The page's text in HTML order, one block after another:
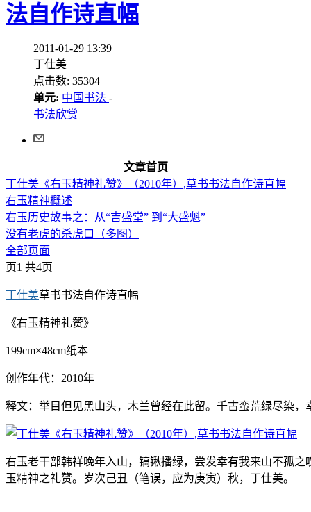
法自作诗直幅
2011-01-29 13:39
丁仕美
点击数: 35304
单元: 中国书法 -
书法欣赏
文章首页
丁仕美《右玉精神礼赞》（2010年）,草书书法自作诗直幅
右玉精神概述
右玉历史故事之：从“吉盛堂” 到“大盛魁”
没有老虎的杀虎口（多图）
全部页面
页1 共4页
丁仕美草书书法自作诗直幅
《右玉精神礼赞》
199cm×48cm纸本
创作年代：2010年
释文：举目但见黑山头，木兰曾经在此留。千古蛮荒绿尽染，
右玉老干部韩祥晚年入山，镐锹播绿，尝发幸有我来山不孤之
玉精神之礼赞。岁次己丑（笔误，应为庚寅）秋，丁仕美。